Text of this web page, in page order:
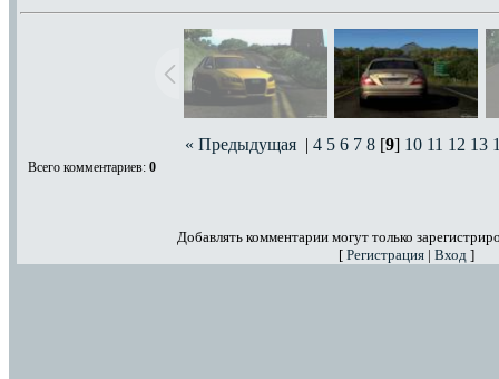
« Предыдущая| 4 5 6 7 8[9] 10 11 12 13
Всего комментариев: 0
Добавлять комментарии могут только
[ Регистрация | Вход ]